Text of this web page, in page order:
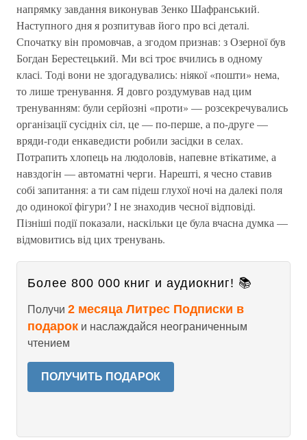
напрямку завдання виконував Зенко Шафранський.
Наступного дня я розпитував його про всі деталі.
Спочатку він промовчав, а згодом признав: з Озерної був
Богдан Берестецький. Ми всі троє вчились в одному
класі. Тоді вони не здогадувались: ніякої «пошти» нема,
то лише тренування. Я довго роздумував над цим
тренуванням: були серйозні «проти» — розсекречувались
організації сусідніх сіл, це — по-перше, а по-друге —
вряди-годи енкаведисти робили засідки в селах.
Потрапить хлопець на людоловів, напевне втікатиме, а
навздогін — автоматні черги. Нарешті, я чесно ставив
собі запитання: а ти сам підеш глухої ночі на далекі поля
до одинокої фігури? І не знаходив чесної відповіді.
Пізніші події показали, наскільки це була вчасна думка —
відмовитись від цих тренувань.
Более 800 000 книг и аудиокниг! 📚
Получи 2 месяца Литрес Подписки в
подарок и наслаждайся неограниченным
чтением
ПОЛУЧИТЬ ПОДАРОК